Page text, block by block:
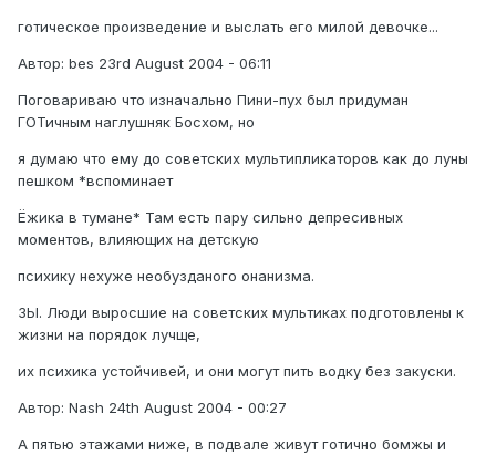
готическое произведение и выслать его милой девочке...
Автор: bes 23rd August 2004 - 06:11
Поговариваю что изначально Пини-пух был придуман
ГОТичным наглушняк Босхом, но
я думаю что ему до советских мультипликаторов как до луны
пешком *вспоминает
Ёжика в тумане* Там есть пару сильно депресивных
моментов, влияющих на детскую
психику нехуже необузданого онанизма.
ЗЫ. Люди выросшие на советских мультиках подготовлены к
жизни на порядок лучще,
их психика устойчивей, и они могут пить водку без закуски.
Автор: Nash 24th August 2004 - 00:27
А пятью этажами ниже, в подвале живут готично бомжы и